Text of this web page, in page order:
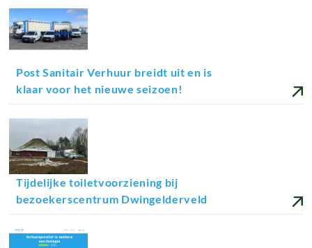
05-03-2025
Post Sanitair Verhuur breidt uit en is
klaar voor het nieuwe seizoen!
Tijdelijke toiletvoorziening bij
bezoekerscentrum Dwingelderveld
03-02-2025